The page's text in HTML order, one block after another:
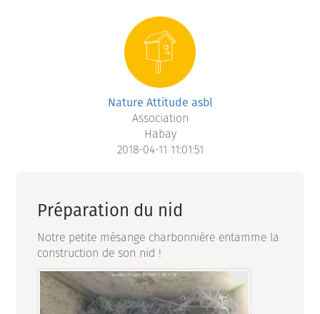
Nature Attitude asbl
Association
Habay
2018-04-11 11:01:51
Préparation du nid
Notre petite mésange charbonnière entamme la
construction de son nid !